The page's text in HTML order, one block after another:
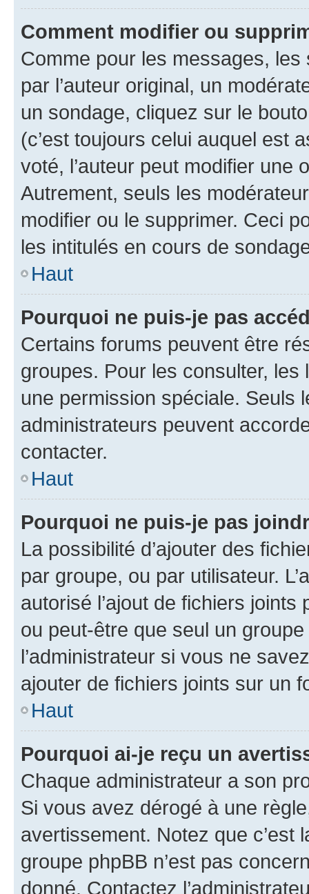
Comment modifier ou
Comme pour les messages,
par l’auteur original, un
un sondage, cliquez sur le
(c’est toujours celui auquel est
voté, l’auteur peut modifier une
Autrement, seuls les
modifier ou le supprimer. Ceci
les intitulés en cours de
Haut
Pourquoi ne puis-je pas
Certains forums peuvent être
groupes. Pour les consulter,
une permission spéciale. Seuls
administrateurs peuvent
contacter.
Haut
Pourquoi ne puis-je pas
La possibilité d’ajouter des
par groupe, ou par utilisateur.
autorisé l’ajout de fichiers
ou peut-être que seul un
l’administrateur si vous ne
ajouter de fichiers joints sur un
Haut
Pourquoi ai-je reçu un
Chaque administrateur a son
Si vous avez dérogé à une
avertissement. Notez que c’est
groupe phpBB n’est pas
donné. Contactez